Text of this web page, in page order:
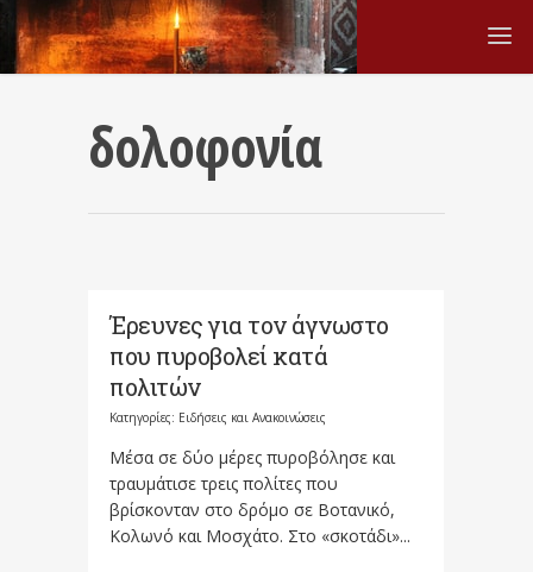
δολοφονία
Έρευνες για τον άγνωστο
που πυροβολεί κατά
πολιτών
Κατηγορίες: Ειδήσεις και Ανακοινώσεις
Μέσα σε δύο μέρες πυροβόλησε και
τραυμάτισε τρεις πολίτες που
βρίσκονταν στο δρόμο σε Βοτανικό,
Κολωνό και Μοσχάτο. Στο «σκοτάδι»...